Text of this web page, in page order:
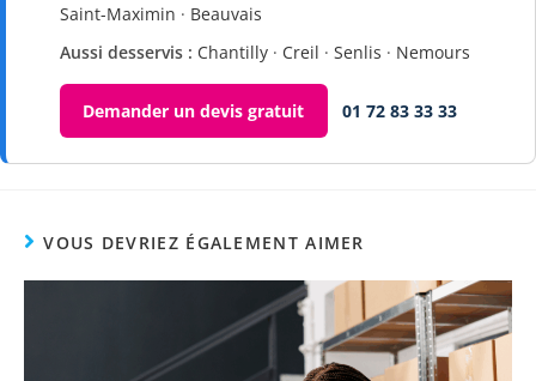
Saint-Maximin · Beauvais
Aussi desservis : Chantilly· Creil · Senlis · Nemours
Demander un devis gratuit 01 72 83 33 33
VOUS DEVRIEZ ÉGALEMENT AIMER